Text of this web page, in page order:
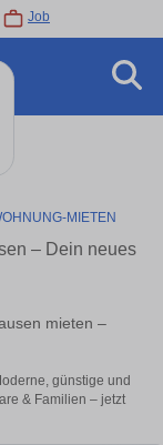
Job
MIETEN
– Dein neues
mieten –
günstige und
& Familien – jetzt